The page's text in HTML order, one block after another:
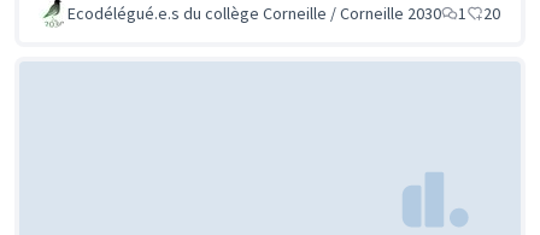
Ecodélégué.e.s du collège Corneille / Corneille 2030 1 20